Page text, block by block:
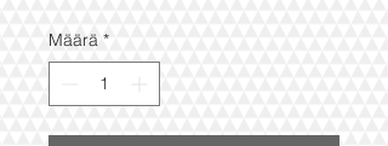
Määrä *